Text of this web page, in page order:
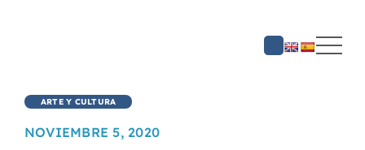
ARTE Y CULTURA
NOVIEMBRE 5, 2020